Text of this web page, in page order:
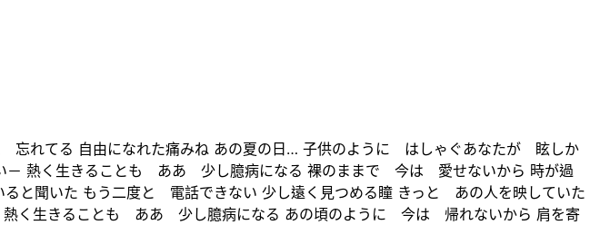
れてる 自由になれた痛みね あの夏の日… 子供のように はしゃぐあなたが 眩しか
－ 熱く生きることも ああ 少し臆病になる 裸のままで 今は 愛せないから 時が過
聞いた もう二度と 電話できない 少し遠く見つめる瞳 きっと あの人を映していた
く生きることも ああ 少し臆病になる あの頃のように 今は 帰れないから 肩を寄